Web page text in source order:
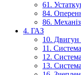
61.
84.
86.
4. ГАЗ
10.
11.
12.
13.